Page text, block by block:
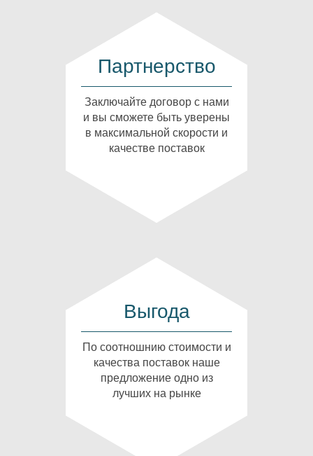
Партнерство
Заключайте договор с нами
и вы сможете быть уверены
в максимальной скорости и
качестве поставок
Выгода
По соотношнию стоимости и
качества поставок наше
предложение одно из
лучших на рынке